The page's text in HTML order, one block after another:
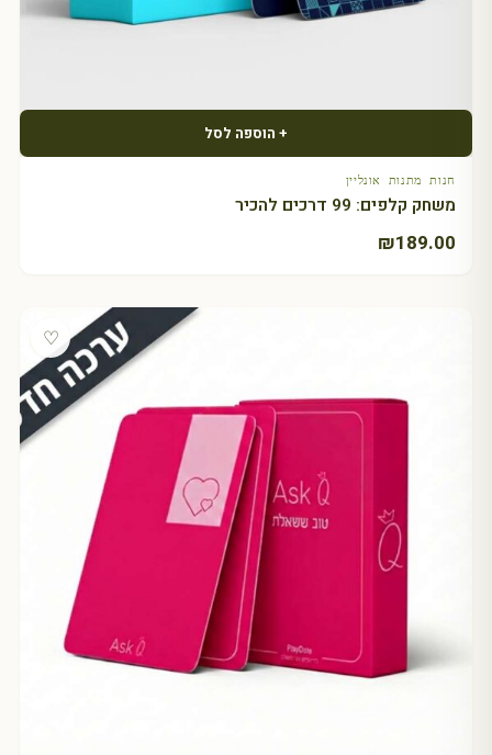
+ הוספה לסל
חנות מתנות אונליין
משחק קלפים: 99 דרכים להכיר
₪189.00
♡